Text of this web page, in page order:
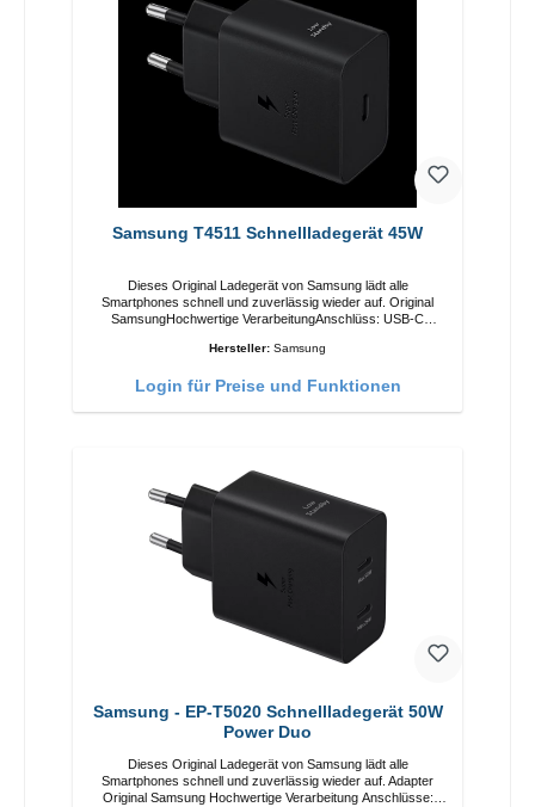
Samsung T4511 Schnellladegerät 45W
Dieses Original Ladegerät von Samsung lädt alle
Smartphones schnell und zuverlässig wieder auf. Original
SamsungHochwertige VerarbeitungAnschlüss: USB-C
Hersteller: Samsung
Login für Preise und Funktionen
Samsung - EP-T5020 Schnellladegerät 50W
Power Duo
Dieses Original Ladegerät von Samsung lädt alle
Smartphones schnell und zuverlässig wieder auf. Adapter
Original Samsung Hochwertige Verarbeitung Anschlüsse: